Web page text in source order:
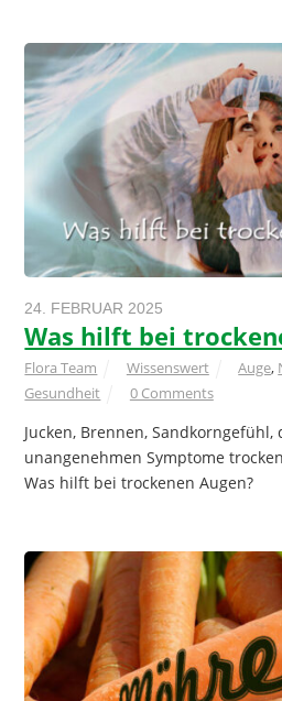
24. FEBRUAR 2025
Was hilft bei
Flora Team Wissenswert Auge,
Gesundheit
0 Comments
Jucken, Brennen, Sandkorngefühl,
unangenehmen Symptome
Was hilft bei trockenen Augen?